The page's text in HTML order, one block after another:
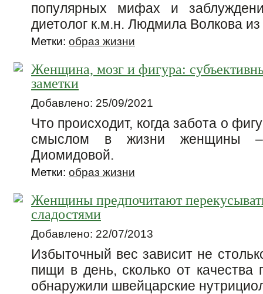
популярных мифах и
диетолог к.м.н. Людмила Волкова
Метки: образ жизни
Женщина, мозг и фигура:
заметки
Добавлено: 25/09/2021
Что происходит, когда забота о
смыслом в жизни женщины
Диомидовой.
Метки: образ жизни
Женщины предпочитают
сладостями
Добавлено: 22/07/2013
Избыточный вес зависит не
пищи в день, сколько от качества
обнаружили швейцарские